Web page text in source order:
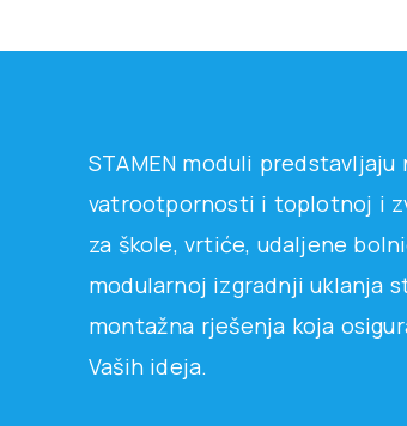
STAMEN moduli
vatrootpornosti i toplotnoj i
za škole, vrtiće, udaljene
modularnoj izgradnji uklanja
montažna rješenja koja
Vaših ideja.